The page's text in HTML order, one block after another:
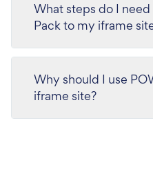
What steps do I
Pack to my iframe
Why should I use
iframe site?